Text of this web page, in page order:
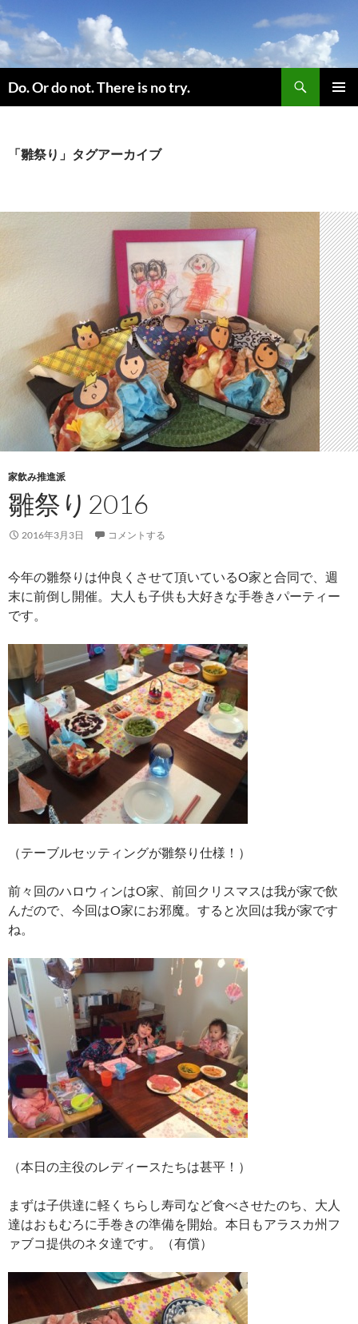
コ
ン
テ
ン
ツ
へ
Do. Or do not. There is no try.
索
「雛祭り」タグアーカイブ
家飲み推進派
雛祭り2016
2016年3月3日 コメントする
今年の雛祭りは仲良くさせて頂いているO家と合同で、週
末に前倒し開催。大人も子供も大好きな手巻きパーティー
です。
（テーブルセッティングが雛祭り仕様！）
前々回のハロウィンはO家、前回クリスマスは我が家で飲
んだので、今回はO家にお邪魔。すると次回は我が家です
ね。
（本日の主役のレディースたちは甚平！）
まずは子供達に軽くちらし寿司など食べさせたのち、大人
達はおもむろに手巻きの準備を開始。本日もアラスカ州フ
ァブコ提供のネタ達です。（有償）